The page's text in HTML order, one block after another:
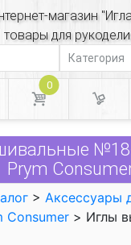
магазин
товары для
0
Prym
> Аксессуары
Consumer > Иглы